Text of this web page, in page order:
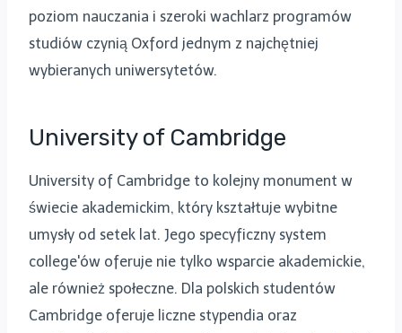
poziom nauczania i szeroki wachlarz programów
studiów czynią Oxford jednym z najchętniej
wybieranych uniwersytetów.
University of Cambridge
University of Cambridge to kolejny monument w
świecie akademickim, który kształtuje wybitne
umysły od setek lat. Jego specyficzny system
college'ów oferuje nie tylko wsparcie akademickie,
ale również społeczne. Dla polskich studentów
Cambridge oferuje liczne stypendia oraz